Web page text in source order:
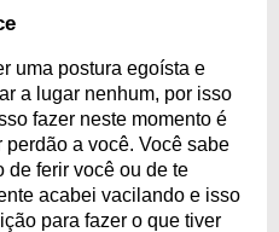
uma postura egoísta e
a lugar nenhum, por isso
fazer neste momento é
a você. Você sabe
de ferir você ou de te
acabei vacilando e isso
para fazer o que tiver